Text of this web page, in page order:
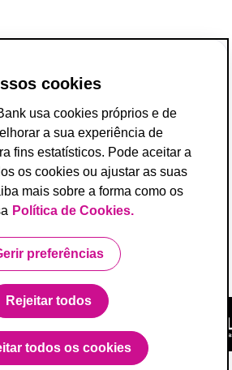
de Crédito
de Depósitos
de Conflitos do Consumo
é um intermediário financeiro registado
de Valores Mobiliários e encontra-se
de investimento de receção e
conta de outrem.
Simplifica são marcas detidas pelo
de Crédito registada no Banco
cookies
usa cookies próprios e de
a sua experiência de
fins estatísticos. Pode aceitar a
os cookies ou ajustar as suas
mais sobre a forma como os
Política de Cookies.
preferências
Rejeitar todos
todos os cookies